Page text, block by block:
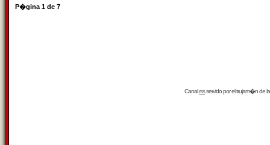
P�gina 1 de 7
Canalrssservido por eltrujam�nde